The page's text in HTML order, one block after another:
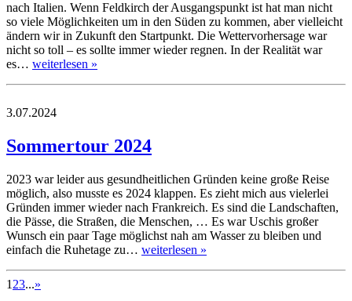
nach Italien. Wenn Feldkirch der Ausgangspunkt ist hat man nicht
so viele Möglichkeiten um in den Süden zu kommen, aber vielleicht
ändern wir in Zukunft den Startpunkt. Die Wettervorhersage war
nicht so toll – es sollte immer wieder regnen. In der Realität war
es… weiterlesen »
3.07.2024
Sommertour 2024
2023 war leider aus gesundheitlichen Gründen keine große Reise
möglich, also musste es 2024 klappen. Es zieht mich aus vielerlei
Gründen immer wieder nach Frankreich. Es sind die Landschaften,
die Pässe, die Straßen, die Menschen, … Es war Uschis großer
Wunsch ein paar Tage möglichst nah am Wasser zu bleiben und
einfach die Ruhetage zu… weiterlesen »
1 23...»